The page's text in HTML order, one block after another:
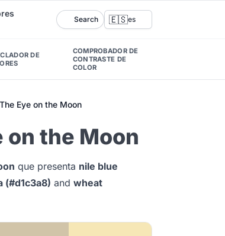
Search 🇪🇸es
DE
COMPROBADOR DE
CONTRASTE DE
COLOR
The Eye on the Moon
on the Moon
que presenta nile blue
(#d1c3a8) and wheat